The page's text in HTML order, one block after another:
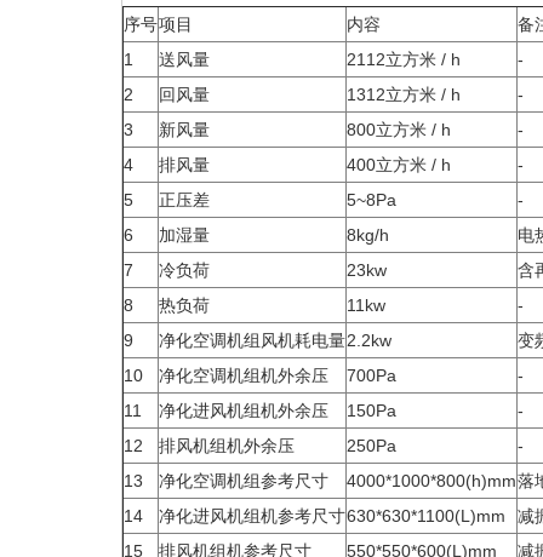
序号项目 内容
备
1
送风量 2112立方米 / h
-
2
回风量 1312立方米 / h
-
3
新风量 800立方米 / h
-
4
排风量 400立方米 / h
-
5
正压差 5~8Pa
-
6
加湿量 8kg/h
电
7
冷负荷 23kw
含
8
热负荷 11kw
-
9
净化空调机组风机耗电量2.2kw
变
10
净化空调机组机外余压 700Pa
-
11
净化进风机组机外余压 150Pa
-
12
排风机组机外余压 250Pa
-
13
净化空调机组参考尺寸 4000*1000*800(h)mm落
14
净化进风机组机参考尺寸630*630*1100(L)mm
减
15
排风机组机参考尺寸 550*550*600(L)mm 减